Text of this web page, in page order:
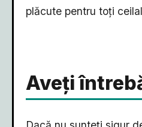
plăcute pentru toți
Aveți